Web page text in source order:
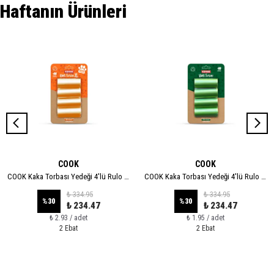
Haftanın Ürünleri
COOK
COOK Kaka Torbası Yedeği 4'lü Rulo - XL
%30
₺ 334.95
₺ 234.47
₺ 2.93 / adet
2 Ebat
COOK
COOK Kaka Torbası Yedeği 4'lü Rulo - STANDART
%30
₺ 334.95
₺ 234.47
₺ 1.95 / adet
2 Ebat